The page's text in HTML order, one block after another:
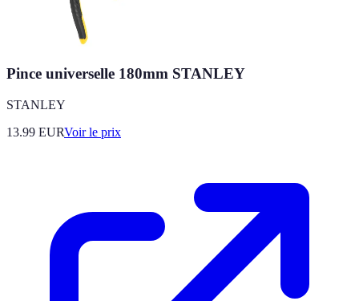
Pince universelle 180mm STANLEY
STANLEY
13.99 EURVoir le prix